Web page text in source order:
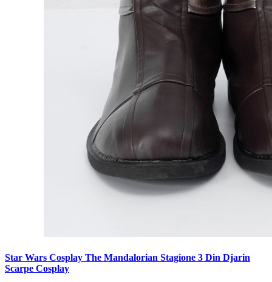
Star Wars Cosplay The Mandalorian Stagione 3 Din Djarin
Scarpe Cosplay